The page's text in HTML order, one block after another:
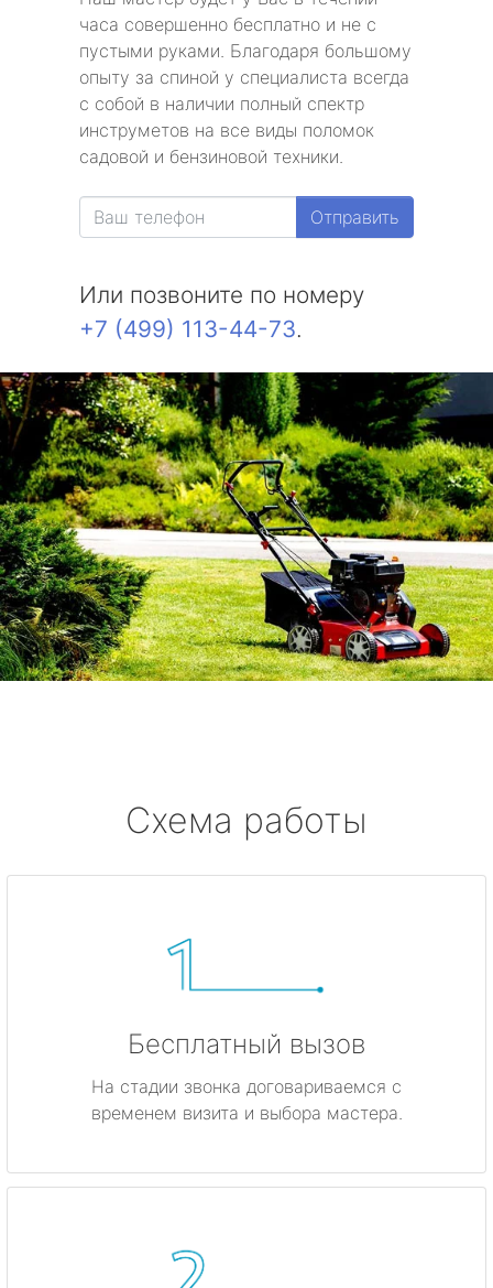
часа совершенно бесплатно и не с
пустыми руками. Благодаря большому
опыту за спиной у специалиста всегда
с собой в наличии полный спектр
инструметов на все виды поломок
садовой и бензиновой техники.
Отправить
Или позвоните по номеру
+7 (499) 113-44-73.
Схема работы
Бесплатный вызов
На стадии звонка договариваемся с
временем визита и выбора мастера.